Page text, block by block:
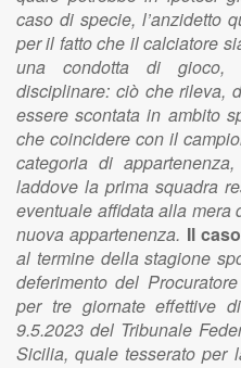
caso di specie, l’anzidetto
per il fatto che il calciatore
una condotta di gioco,
disciplinare: ciò che rileva,
essere scontata in ambito
che coincidere con il
categoria di
laddove la prima squadra
eventuale affidata alla
nuova appartenenza. Il
al termine della stagione
deferimento del
per tre giornate effettive
9.5.2023 del Tribunale
Sicilia, quale tesserato per